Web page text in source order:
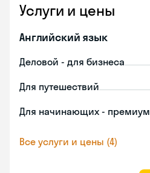
Услуги и цены
Английский язык
Деловой - для бизнеса
Для путешествий
Для начинающих - премиум
Все услуги и цены (4)